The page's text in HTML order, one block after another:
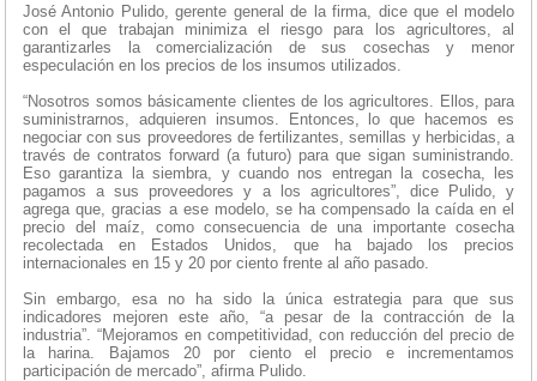
José Antonio Pulido, gerente general de la firma, dice que el modelo
con el que trabajan minimiza el riesgo para los agricultores, al
garantizarles la comercialización de sus cosechas y menor
especulación en los precios de los insumos utilizados.
“Nosotros somos básicamente clientes de los agricultores. Ellos, para
suministrarnos, adquieren insumos. Entonces, lo que hacemos es
negociar con sus proveedores de fertilizantes, semillas y herbicidas, a
través de contratos forward (a futuro) para que sigan suministrando.
Eso garantiza la siembra, y cuando nos entregan la cosecha, les
pagamos a sus proveedores y a los agricultores”, dice Pulido, y
agrega que, gracias a ese modelo, se ha compensado la caída en el
precio del maíz, como consecuencia de una importante cosecha
recolectada en Estados Unidos, que ha bajado los precios
internacionales en 15 y 20 por ciento frente al año pasado.
Sin embargo, esa no ha sido la única estrategia para que sus
indicadores mejoren este año, “a pesar de la contracción de la
industria”. “Mejoramos en competitividad, con reducción del precio de
la harina. Bajamos 20 por ciento el precio e incrementamos
participación de mercado”, afirma Pulido.